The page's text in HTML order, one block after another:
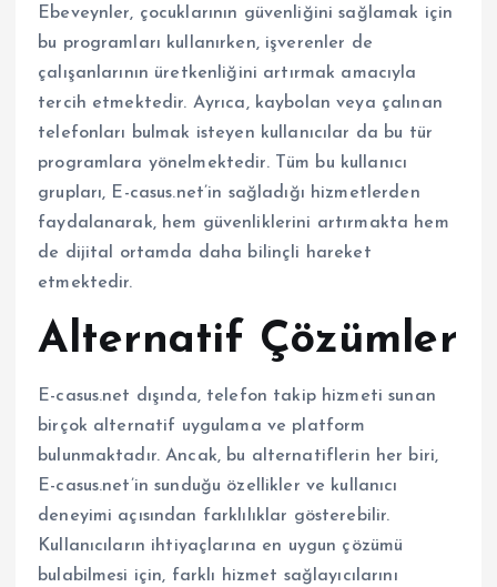
Ebeveynler, çocuklarının güvenliğini sağlamak için
bu programları kullanırken, işverenler de
çalışanlarının üretkenliğini artırmak amacıyla
tercih etmektedir. Ayrıca, kaybolan veya çalınan
telefonları bulmak isteyen kullanıcılar da bu tür
programlara yönelmektedir. Tüm bu kullanıcı
grupları, E-casus.net’in sağladığı hizmetlerden
faydalanarak, hem güvenliklerini artırmakta hem
de dijital ortamda daha bilinçli hareket
etmektedir.
Alternatif Çözümler
E-casus.net dışında, telefon takip hizmeti sunan
birçok alternatif uygulama ve platform
bulunmaktadır. Ancak, bu alternatiflerin her biri,
E-casus.net’in sunduğu özellikler ve kullanıcı
deneyimi açısından farklılıklar gösterebilir.
Kullanıcıların ihtiyaçlarına en uygun çözümü
bulabilmesi için, farklı hizmet sağlayıcılarını